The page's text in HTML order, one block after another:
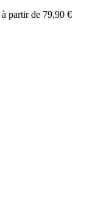
à partir de 79,90 €